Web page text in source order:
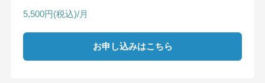
5,500円(税込)/月
お申し込みはこちら